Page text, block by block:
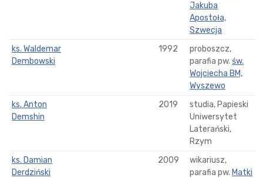
Jakuba
Apostoła,
Szwecja
ks. Waldemar
Dembowski
1992
proboszcz,
parafia pw. św.
Wojciecha BM,
Wyszewo
ks. Anton
Demshin
2019
studia, Papieski
Uniwersytet
Laterański,
Rzym
ks. Damian
Derdziński
2009
wikariusz,
parafia pw. Matki